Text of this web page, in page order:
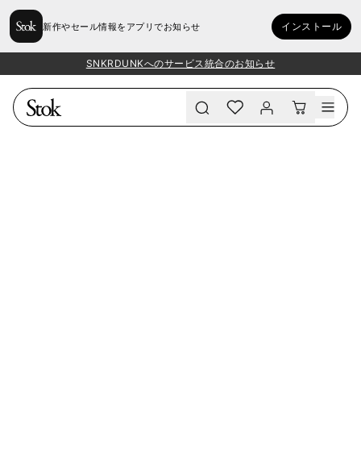
新作やセール情報をアプリでお知らせ インストール
SNKRDUNKへのサービス統合のお知らせ